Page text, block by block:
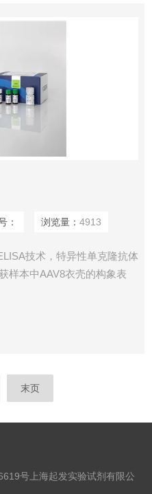
： 浏览量： 4913
技术，特异性单克隆抗体
样本中AAV8衣壳的构象表
末页
号上海起发实验试剂有限公